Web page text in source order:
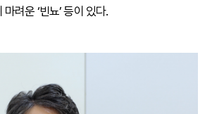
려운 ‘빈뇨’ 등이 있다.